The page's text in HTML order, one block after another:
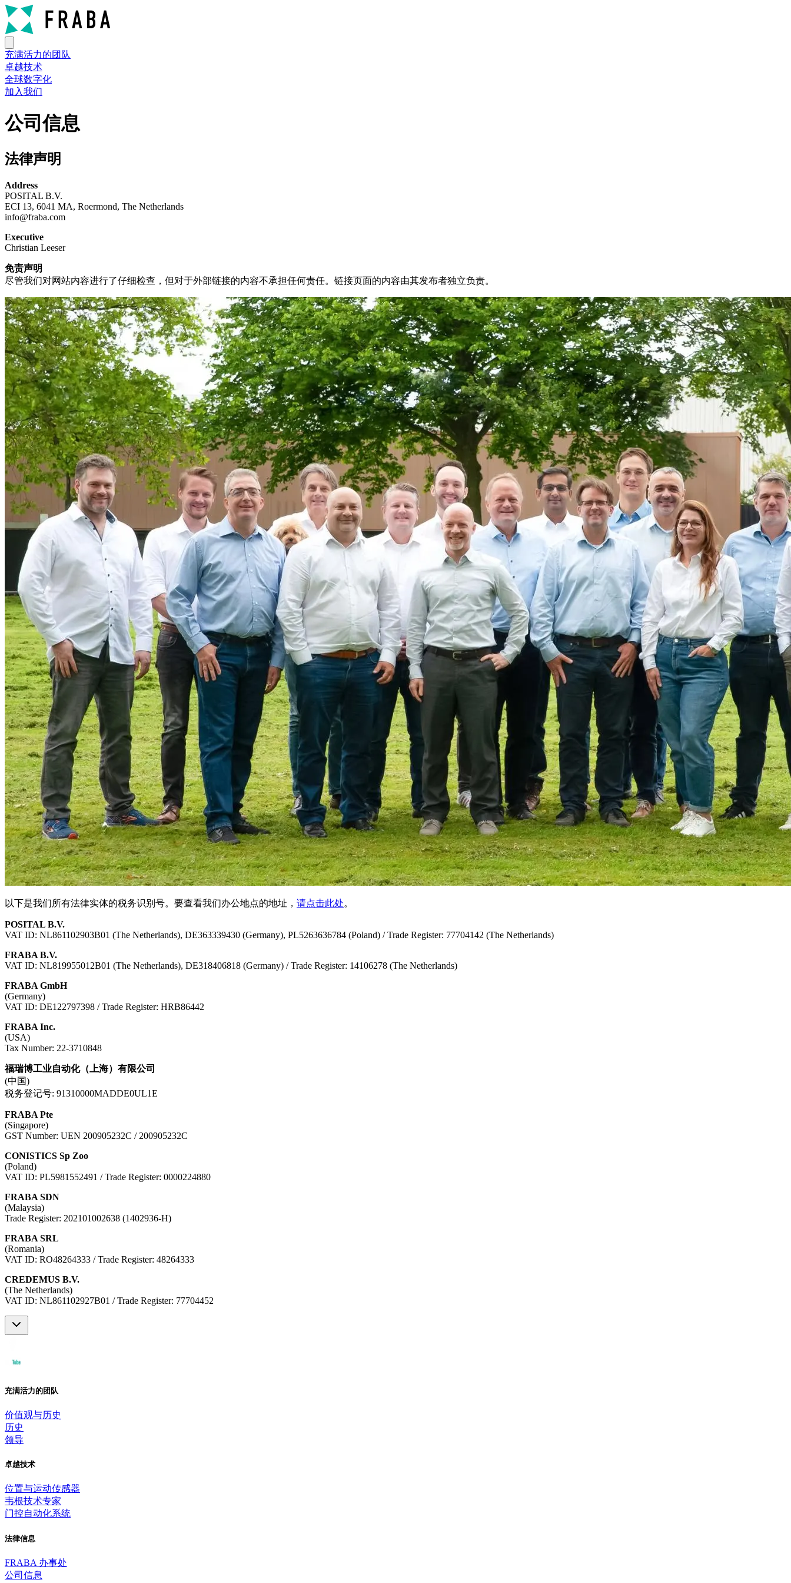
充满活力的团队
卓越技术
全球数字化
加入我们
公司信息
法律声明
Address
POSITAL B.V.
ECI 13, 6041 MA, Roermond, The Netherlands
info@fraba.com
Executive
Christian Leeser
免责声明
尽管我们对网站内容进行了仔细检查，但对于外部链接的内容不承担任何责任。链接页面的内容由其发布者独立负责。
以下是我们所有法律实体的税务识别号。要查看我们办公地点的地址， 请点击此处。
POSITAL B.V.
VAT ID: NL861102903B01 (The Netherlands), DE363339430 (Germany), PL5263636784 (Poland) / Trade Register: 77704142 (The Netherlands)
FRABA B.V.
VAT ID: NL819955012B01 (The Netherlands), DE318406818 (Germany) / Trade Register: 14106278 (The Netherlands)
FRABA GmbH
(Germany)
VAT ID: DE122797398 / Trade Register: HRB86442
FRABA Inc.
(USA)
Tax Number: 22-3710848
福瑞博工业自动化（上海）有限公司
(中国)
税务登记号: 91310000MADDE0UL1E
FRABA Pte
(Singapore)
GST Number: UEN 200905232C / 200905232C
CONISTICS Sp Zoo
(Poland)
VAT ID: PL5981552491 / Trade Register: 0000224880
FRABA SDN
(Malaysia)
Trade Register: 202101002638 (1402936-H)
FRABA SRL
(Romania)
VAT ID: RO48264333 / Trade Register: 48264333
CREDEMUS B.V.
(The Netherlands)
VAT ID: NL861102927B01 / Trade Register: 77704452
充满活力的团队
价值观与历史
历史
领导
卓越技术
位置与运动传感器
韦根技术专家
门控自动化系统
法律信息
FRABA 办事处
公司信息